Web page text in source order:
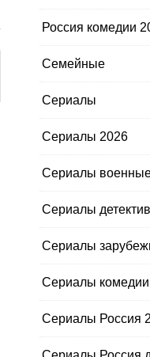
Россия комедии
Семейные
Сериалы
Сериалы 2026
Сериалы
Сериалы
Сериалы
Сериалы
Сериалы Россия